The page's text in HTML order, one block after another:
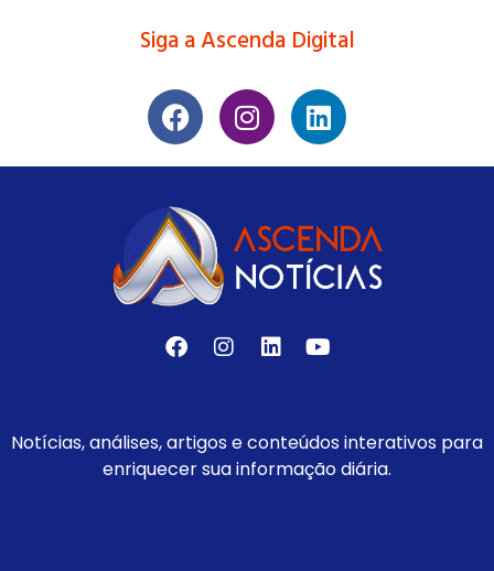
Siga a Ascenda Digital
Notícias, análises, artigos e conteúdos interativos para
enriquecer sua informação diária.